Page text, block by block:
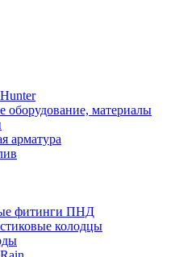
оборудование, материалы
арматура
фитинги ПНД
колодцы